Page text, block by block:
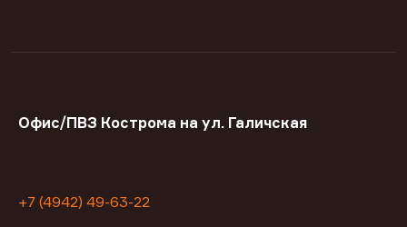
Офис/ПВЗ Кострома на ул. Галичская
+7 (4942) 49-63-22